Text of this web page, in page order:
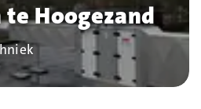
te Hoogezand